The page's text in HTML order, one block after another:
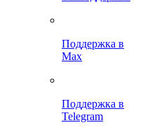
Поддержка в
Max
Поддержка в
Telegram